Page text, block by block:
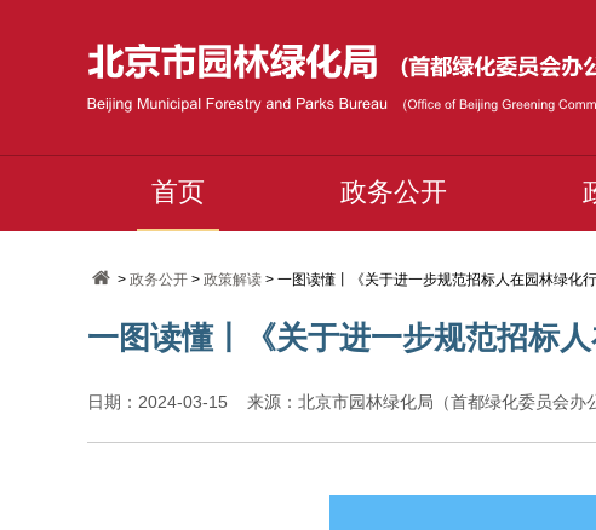
首页 政务公开
>政务公开 >政策解读 > 一图读懂丨《关于进一步规范招标人在园林绿化
一图读懂丨《关于进一步规范招标
日期：2024-03-15 来源：北京市园林绿化局（首都绿化委员会办